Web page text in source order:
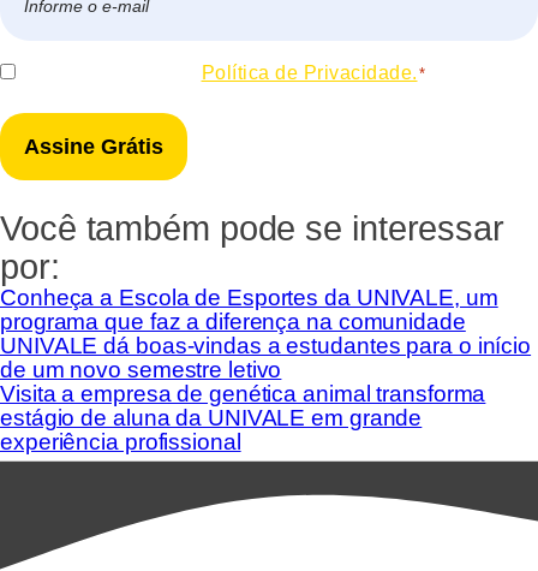
mail
Consentir Política de Privacidade. *
Você também pode se interessar
por:
Conheça a Escola de Esportes da UNIVALE, um
programa que faz a diferença na comunidade
UNIVALE dá boas-vindas a estudantes para o início
de um novo semestre letivo
Visita a empresa de genética animal transforma
estágio de aluna da UNIVALE em grande
experiência profissional